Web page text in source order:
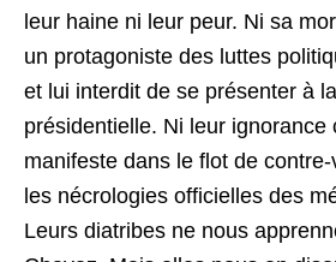
leur haine ni leur peur. Ni sa
un protagoniste des luttes
et lui interdit de se présenter à
présidentielle. Ni leur ignorance
manifeste dans le flot de
les nécrologies officielles des
Leurs diatribes ne nous